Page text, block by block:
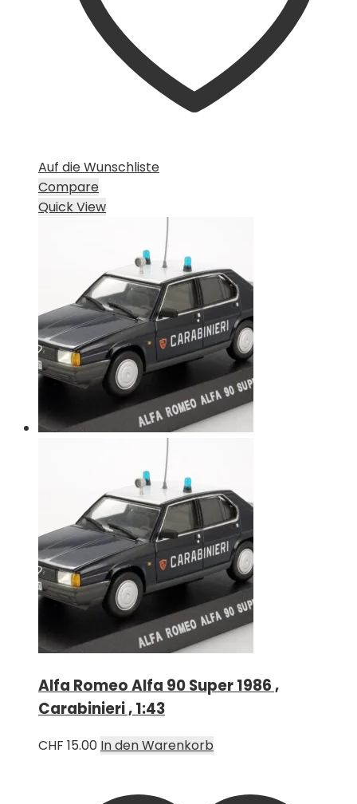
Auf die Wunschliste
Compare
Quick View
Alfa Romeo Alfa 90 Super 1986 ,
Carabinieri , 1:43
CHF 15.00 In den Warenkorb